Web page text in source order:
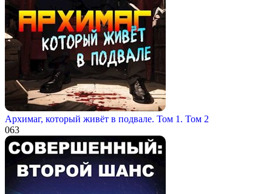
Архимаг, который живёт в подвале. Том 1. Том 2
063